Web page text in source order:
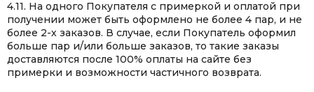
4.11. На одного Покупателя с примеркой и оплатой при
получении может быть оформлено не более 4 пар, и не
более 2-х заказов. В случае, если Покупатель оформил
больше пар и/или больше заказов, то такие заказы
доставляются после 100% оплаты на сайте без
примерки и возможности частичного возврата.